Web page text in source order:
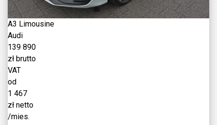
A3 Limousine
Audi
139 890
zł brutto
VAT
od
1 467
zł netto
/mies.